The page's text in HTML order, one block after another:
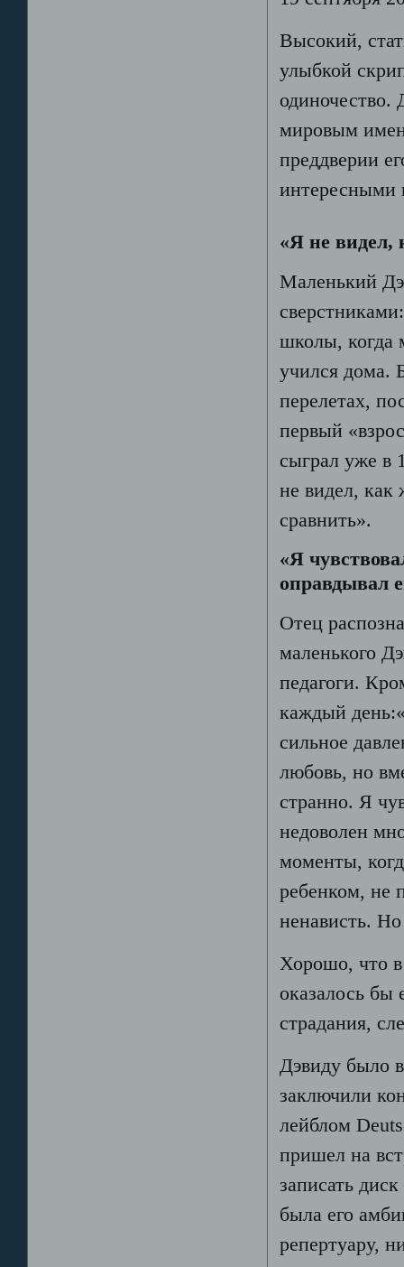
Высокий,
улыбкой
одиночество.
мировым
преддверии
интересными
«Я не видел,
Маленький
школы, когда
учился дома.
перелетах,
первый
сыграл уже в
не видел,
сравнить».
«Я
оправдывал
Отец
маленького
педагоги.
каждый
сильное
любовь, но
странно. Я
недоволен
моменты,
ребенком, не
ненависть.
Хорошо, что в
оказалось
страдания,
Дэвиду было
заключили
лейблом
пришел на
записать
была его
репертуару,